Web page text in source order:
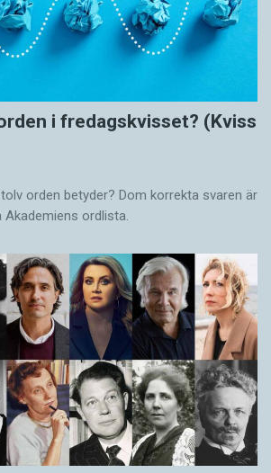
i fredagskvisset? (Kviss
orden betyder? Dom korrekta svaren är
Akademiens ordlista.